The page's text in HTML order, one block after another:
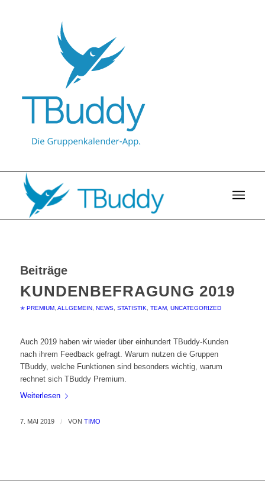
Beiträge
KUNDENBEFRAGUNG 2019
✭ PREMIUM, ALLGEMEIN, NEWS, STATISTIK TEAM, UNCATEGORIZED
Auch 2019 haben wir wieder über einhundert TBuddy-Kunden
nach ihrem Feedback gefragt. Warum nutzen die Gruppen
TBuddy, welche Funktionen sind besonders wichtig, warum
rechnet sich TBuddy Premium.
Weiterlesen
7. MAI 2019 / VON TIMO